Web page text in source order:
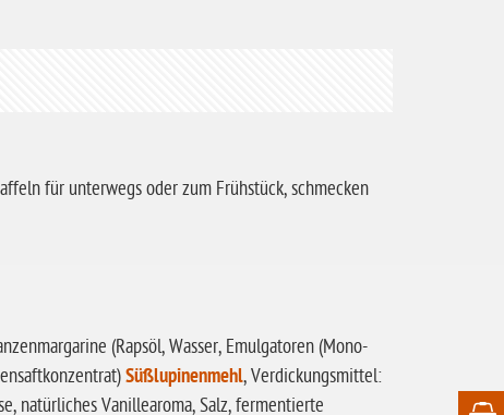
für unterwegs oder zum Frühstück, schmecken
(Rapsöl, Wasser, Emulgatoren (Mono-
Süßlupinenmehl, Verdickungsmittel:
natürliches Vanillearoma, Salz, fermentierte